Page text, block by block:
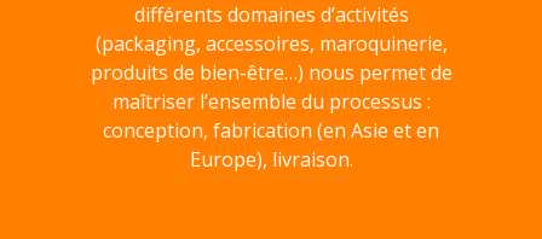
différents domaines d’activités
(packaging, accessoires, maroquinerie,
produits de bien-être…) nous permet de
maîtriser l’ensemble du processus :
conception, fabrication (en Asie et en
Europe), livraison.